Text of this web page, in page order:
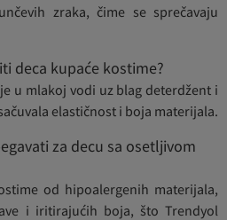
zraka, čime se sprečavaju
deca kupaće kostime?
u mlakoj vodi uz blag deterdžent i
elastičnost i boja materijala.
za decu sa osetljivom
od hipoalergenih materijala,
i iritirajućih boja, što Trendyol